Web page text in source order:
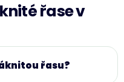
řase v
řasu?